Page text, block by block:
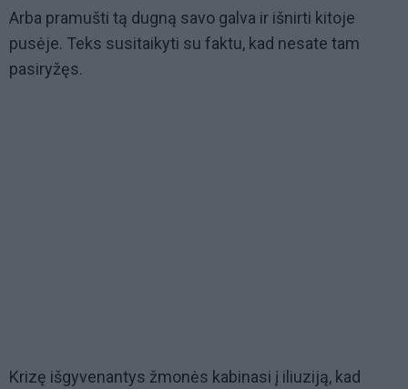
Arba pramušti tą dugną savo galva ir išnirti kitoje
pusėje. Teks susitaikyti su faktu, kad nesate tam
pasiryžęs.
Krizę išgyvenantys žmonės kabinasi į iliuziją, kad